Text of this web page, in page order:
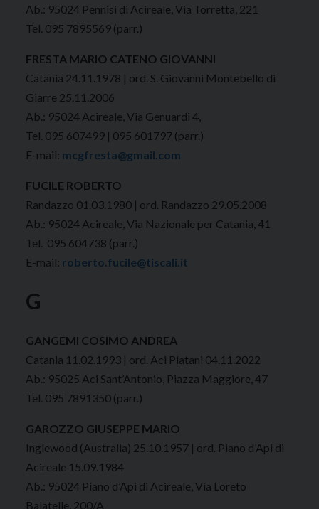
Ab.: 95024 Pennisi di Acireale, Via Torretta, 221
Tel. 095 7895569 (parr.)
FRESTA MARIO CATENO GIOVANNI
Catania 24.11.1978 | ord. S. Giovanni Montebello di
Giarre 25.11.2006
Ab.: 95024 Acireale, Via Genuardi 4,
Tel. 095 607499 | 095 601797 (parr.)
E-mail: mcgfresta@gmail.com
FUCILE ROBERTO
Randazzo 01.03.1980 | ord. Randazzo 29.05.2008
Ab.: 95024 Acireale, Via Nazionale per Catania, 41
Tel. 095 604738 (parr.)
E-mail: roberto.fucile@tiscali.it
G
GANGEMI COSIMO ANDREA
Catania 11.02.1993 | ord. Aci Platani 04.11.2022
Ab.: 95025 Aci Sant’Antonio, Piazza Maggiore, 47
Tel. 095 7891350 (parr.)
GAROZZO GIUSEPPE MARIO
Inglewood (Australia) 25.10.1957 | ord. Piano d’Api di
Acireale 15.09.1984
Ab.: 95024 Piano d’Api di Acireale, Via Loreto
Balatelle, 200/A